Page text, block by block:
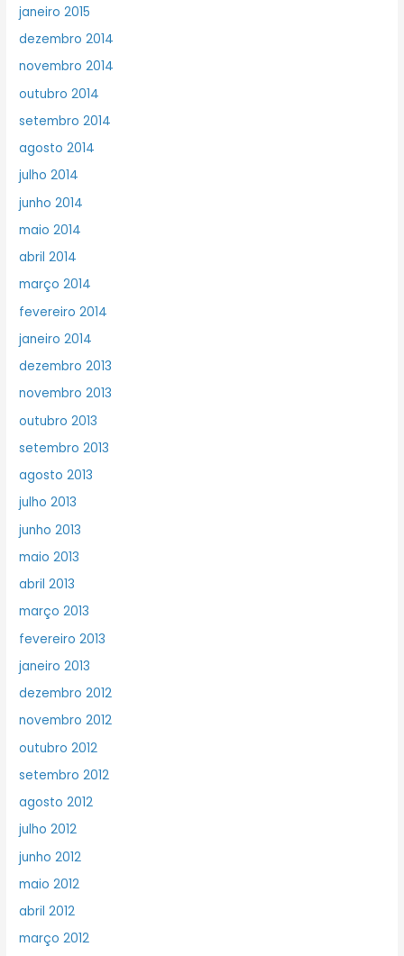
janeiro 2015
dezembro 2014
novembro 2014
outubro 2014
setembro 2014
agosto 2014
julho 2014
junho 2014
maio 2014
abril 2014
março 2014
fevereiro 2014
janeiro 2014
dezembro 2013
novembro 2013
outubro 2013
setembro 2013
agosto 2013
julho 2013
junho 2013
maio 2013
abril 2013
março 2013
fevereiro 2013
janeiro 2013
dezembro 2012
novembro 2012
outubro 2012
setembro 2012
agosto 2012
julho 2012
junho 2012
maio 2012
abril 2012
março 2012